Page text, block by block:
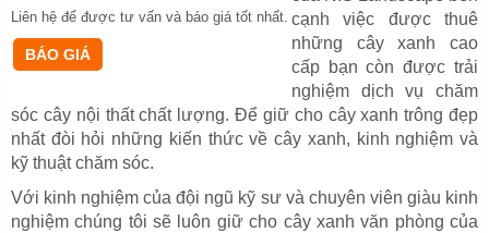
Liên hệ để được tư vấn và báo giá tốt nhất. cạnh việc được thuê
những cây xanh cao
cấp bạn còn được trải
nghiệm dịch vụ chăm
sóc cây nội thất chất lượng. Để giữ cho cây xanh trông đẹp
nhất đòi hỏi những kiến thức về cây xanh, kinh nghiệm và
kỹ thuật chăm sóc.
Với kinh nghiệm của đội ngũ kỹ sư và chuyên viên giàu kinh
nghiệm chúng tôi sẽ luôn giữ cho cây xanh văn phòng của